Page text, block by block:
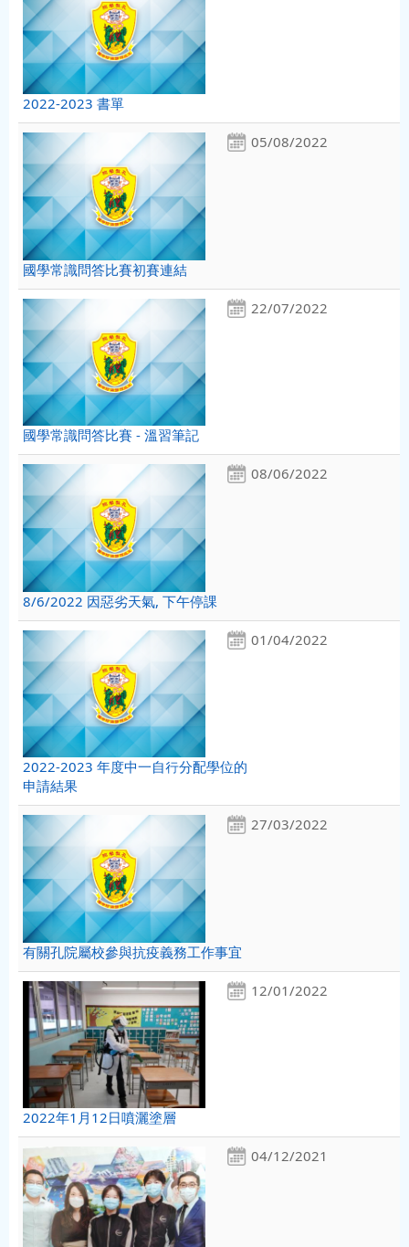
2022-2023 書單
05/08/2022
國學常識問答比賽初賽連結
22/07/2022
國學常識問答比賽 - 溫習筆記
08/06/2022
8/6/2022 因惡劣天氣, 下午停課
01/04/2022
2022-2023 年度中一自行分配學位的
申請結果
27/03/2022
有關孔院屬校參與抗疫義務工作事宜
12/01/2022
2022年1月12日噴灑塗層
04/12/2021